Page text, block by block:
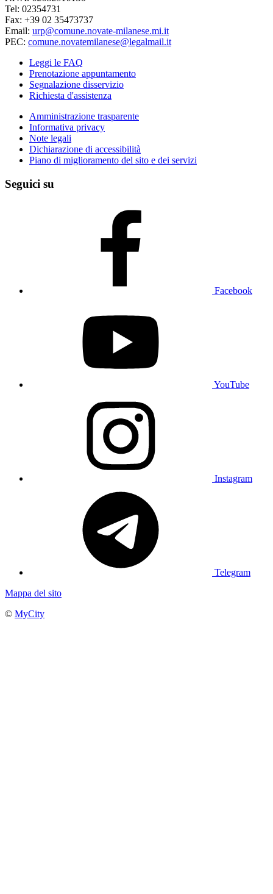
Tel: 02354731
Fax: +39 02 35473737
Email: urp@comune.novate-milanese.mi.it
PEC: comune.novatemilanese@legalmail.it
Leggi le FAQ
Prenotazione appuntamento
Segnalazione disservizio
Richiesta d'assistenza
Amministrazione trasparente
Informativa privacy
Note legali
Dichiarazione di accessibilità
Piano di miglioramento del sito e dei servizi
Seguici su
Facebook
YouTube
Instagram
Telegram
Mappa del sito
© MyCity